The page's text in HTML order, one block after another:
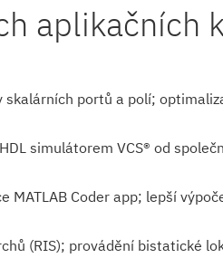
aplikačních
portů a polí;
simulátorem VCS® od
MATLAB Coder app; lepší
(RIS); provádění bistatické